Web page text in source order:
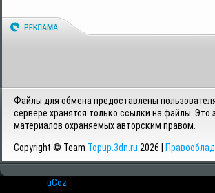
Файлы для обмена предоставлены
сервере хранятся только ссылки на файлы.
материалов охраняемых авторским правом.
Copyright © Team Topup.3dn.ru 2026 |
uCoz